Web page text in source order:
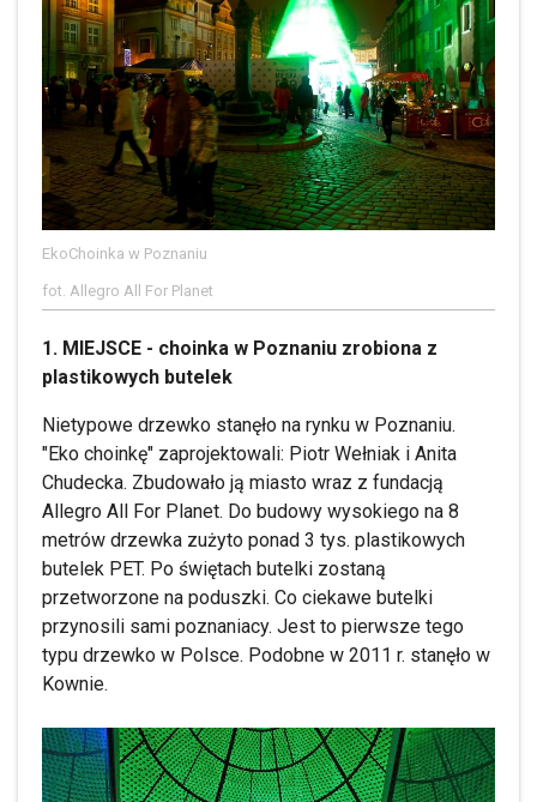
EkoChoinka w Poznaniu
fot. Allegro All For Planet
1. MIEJSCE - choinka w Poznaniu zrobiona z
plastikowych butelek
Nietypowe drzewko stanęło na rynku w Poznaniu.
"Eko choinkę" zaprojektowali: Piotr Wełniak i Anita
Chudecka. Zbudowało ją miasto wraz z fundacją
Allegro All For Planet. Do budowy wysokiego na 8
metrów drzewka zużyto ponad 3 tys. plastikowych
butelek PET. Po świętach butelki zostaną
przetworzone na poduszki. Co ciekawe butelki
przynosili sami poznaniacy. Jest to pierwsze tego
typu drzewko w Polsce. Podobne w 2011 r. stanęło w
Kownie.